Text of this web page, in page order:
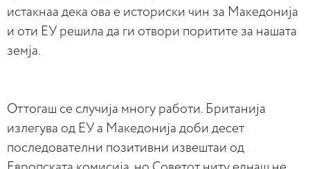
истакнаа дека ова е историски чин за Македонија
и оти ЕУ решила да ги отвори поритите за нашата
земја.
Оттогаш се случија многу работи. Британија
излегува од ЕУ а Македонија доби десет
последователни позитивни извештаи од